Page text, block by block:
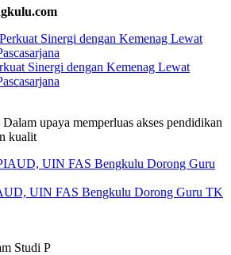
Sinergi dengan Kemenag Lewat
Dalam upaya memperluas akses pendidikan
kualit
UIN FAS Bengkulu Dorong Guru TK
Studi P